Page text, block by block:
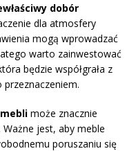
dobór
dla atmosfery
mogą wprowadzać
warto zainwestować
będzie współgrała z
może znacznie
jest, aby meble
poruszaniu się